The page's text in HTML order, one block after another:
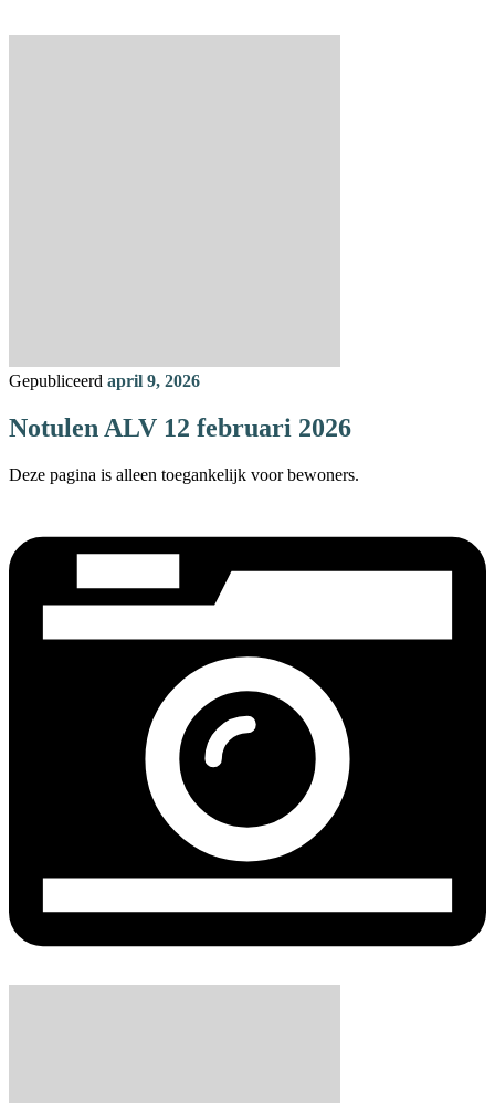
Gepubliceerd april 9, 2026
Notulen ALV 12 februari 2026
Deze pagina is alleen toegankelijk voor bewoners.